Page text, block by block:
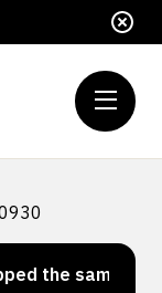
the same day